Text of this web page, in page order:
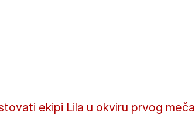
ekipi Lila u okviru prvog meča